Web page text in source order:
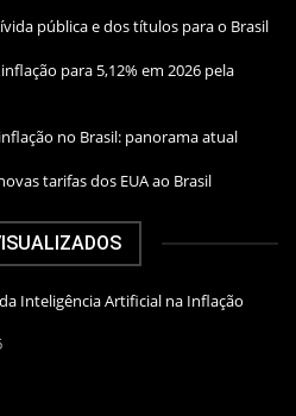
pública e dos títulos para o Brasil
para 5,12% em 2026 pela
no Brasil: panorama atual
tarifas dos EUA ao Brasil
Inteligência Artificial na Inflação